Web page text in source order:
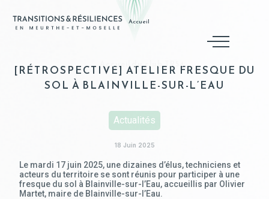
Accueil du club TR54
Accueil
[RÉTROSPECTIVE] ATELIER FRESQUE DU
SOL À BLAINVILLE-SUR-L’EAU
Actualités
18 Juin 2025
Le mardi 17 juin 2025, une dizaines d’élus, techniciens et
acteurs du territoire se sont réunis pour participer à une
fresque du sol à Blainville-sur-l’Eau, accueillis par Olivier
Martet, maire de Blainville-sur-l’Eau.